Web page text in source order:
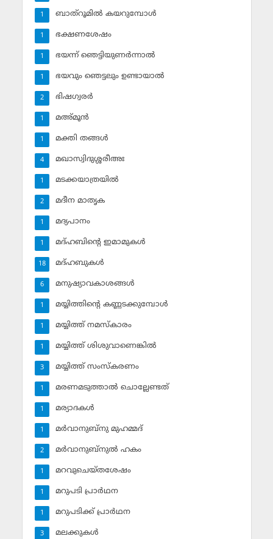
ബാത്‌റൂമില്‍ കയറുമ്പോള്‍
1
ഭക്ഷണശേഷം
1
ഭയന്ന് ഞെട്ടിയുണര്‍ന്നാല്‍
1
ഭയവും ഞെട്ടലും ഉണ്ടായാല്‍
1
ഭിഷഗ്വരര്‍
2
മഅ്മൂന്‍
1
മക്തി തങ്ങള്‍
1
മഖാസ്വിദുശ്ശരീഅഃ
4
മടക്കയാത്രയില്‍
1
മദീന മാതൃക
2
മദ്യപാനം
1
മദ്ഹബിന്റെ ഇമാമുകള്‍
1
മദ്ഹബുകള്‍
18
മനുഷ്യാവകാശങ്ങള്‍
6
മയ്യിത്തിന്റെ കണ്ണടക്കുമ്പോള്‍
1
മയ്യിത്ത് നമസ്‌കാരം
1
മയ്യിത്ത് ശിശുവാണെങ്കില്‍
1
മയ്യിത്ത് സംസ്‌കരണം
3
മരണമടുത്താല്‍ ചൊല്ലേണ്ടത്
1
മര്യാദകള്‍
1
മര്‍വാനുബ്‌നു മുഹമ്മദ്
1
മര്‍വാനുബ്‌നുല്‍ ഹകം
2
മറവുചെയ്തശേഷം
1
മറുപടി പ്രാര്‍ഥന
1
മറുപടിക്ക് പ്രാര്‍ഥന
1
മലക്കുകള്‍
3